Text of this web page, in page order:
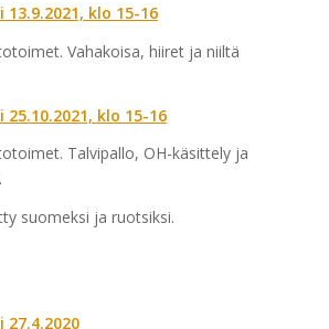
klo 15-16
Vahakoisa, hiiret ja niiltä
klo 15-16
Talvipallo, OH-käsittely ja
suomeksi ja ruotsiksi.